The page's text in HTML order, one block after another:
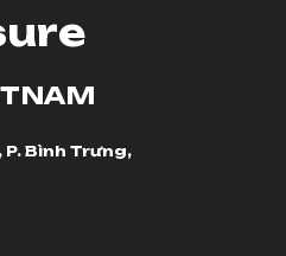
Bình Trưng,